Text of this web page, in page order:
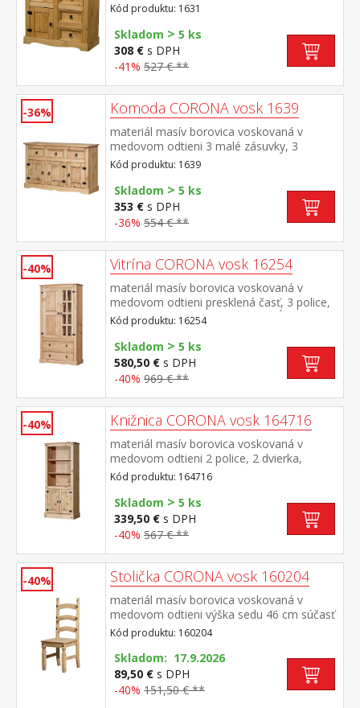
dvierka, kovové ozdobné úchytky možné
doplniť nadstavcom Corona 16463 súčasť
zostavy Corona
Kód produktu: 1631
Skladom > 5 ks
308 € s DPH
-41% 527 € **
-36% Komoda CORONA vosk 1639
materiál masív borovica voskovaná v
medovom odtieni 3 malé zásuvky, 3
dvierka, 1 polica, kovové ozdobné
úchytky vhodný doplnok nadstavec
CORONA 16465 súčasť zostavy Corona
Kód produktu: 1639
Skladom > 5 ks
353 € s DPH
-36% 554 € **
-40% Vitrína CORONA vosk 16254
materiál masív borovica voskovaná v
medovom odtieni presklená časť, 3 police,
1 plná dvierka, 2 veľké zásuvky hĺbka
zásuvky 32 cm, kovové ozdobné úchytky
súčasť zostavy Corona
Kód produktu: 16254
Skladom > 5 ks
580,50 € s DPH
-40% 969 € **
-40% Knižnica CORONA vosk 164716
materiál masív borovica voskovaná v
medovom odtieni 2 police, 2 dvierka,
kovové ozdobné úchytky súčasť zostavy
Corona
Kód produktu: 164716
Skladom > 5 ks
339,50 € s DPH
-40% 567 € **
-40% Stolička CORONA vosk 160204
materiál masív borovica voskovaná v
medovom odtieni výška sedu 46 cm súčasť
zostavy Corona
Kód produktu: 160204
Skladom: 17.9.2026
89,50 € s DPH
-40% 151,50 € **